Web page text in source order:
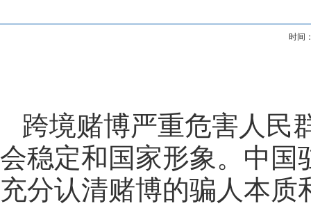
时间
跨境赌博严重危害人民
会稳定和国家形象。中国
充分认清赌博的骗人本